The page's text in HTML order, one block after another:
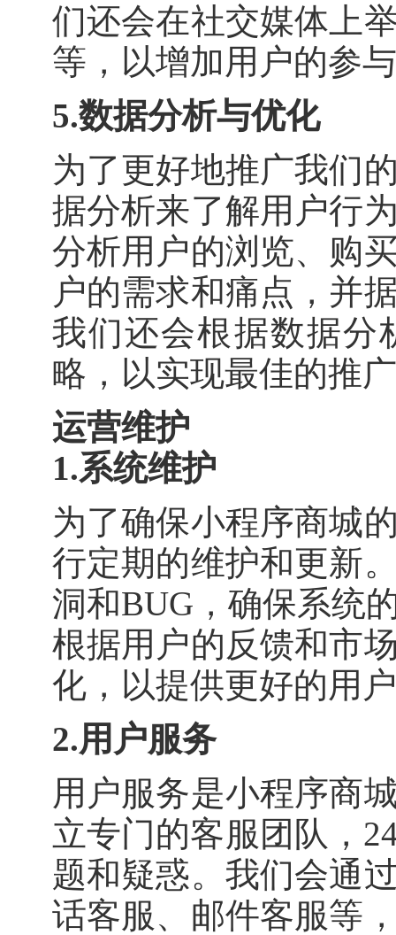
们还会在社交媒体上
等，以增加用户的参
5.数据分析与优化
为了更好地推广我们
据分析来了解用户行
分析用户的浏览、购
户的需求和痛点，并
我们还会根据数据分
略，以实现最佳的推
运营维护
1.系统维护
为了确保小程序商城
行定期的维护和更新
洞和BUG，确保系统
根据用户的反馈和市
化，以提供更好的用
2.用户服务
用户服务是小程序商
立专门的客服团队，
题和疑惑。我们会通
话客服、邮件客服等